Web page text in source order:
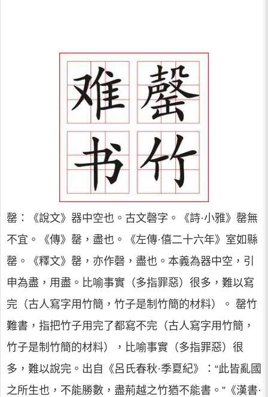
罄：《說文》器中空也。古文磬字。《詩·小雅》罄無
不宜。《傳》罄，盡也。《左傳·僖二十六年》室如縣
罄。《釋文》罄，亦作磬，盡也。本義為器中空，引
申為盡，用盡。比喻事實（多指罪惡）很多，難以寫
完（古人寫字用竹簡，竹子是制竹簡的材料）。 罄竹
難書，指把竹子用完了都寫不完（古人寫字用竹簡，
竹子是制竹簡的材料），比喻事實（多指罪惡）很
多，難以說完。出自《呂氏春秋·季夏紀》：“此皆亂國
之所生也，不能勝數，盡荊越之竹猶不能書。”《漢書·